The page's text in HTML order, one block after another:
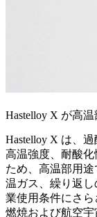
Hastelloy X が高
Hastelloy X は、
高温強度、耐酸
ため、高温部用
温ガス、繰り返
業使用条件にさら
燃焼および航空